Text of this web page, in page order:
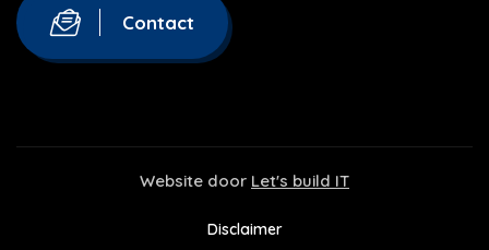
Contact
Website door Let's build IT
Disclaimer